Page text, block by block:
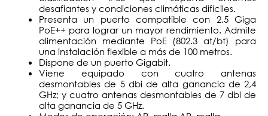
desafiantes y condiciones climáticas difíciles.
Presenta un puerto compatible con 2.5 Giga
PoE++ para lograr un mayor rendimiento. Admite
alimentación mediante PoE (802.3 at/bt) para
una instalación flexible a más de 100 metros.
Dispone de un puerto Gigabit.
Viene equipado con cuatro antenas
desmontables de 5 dbi de alta ganancia de 2,4
GHz; y cuatro antenas desmontables de 7 dbi de
alta ganancia de 5 GHz.